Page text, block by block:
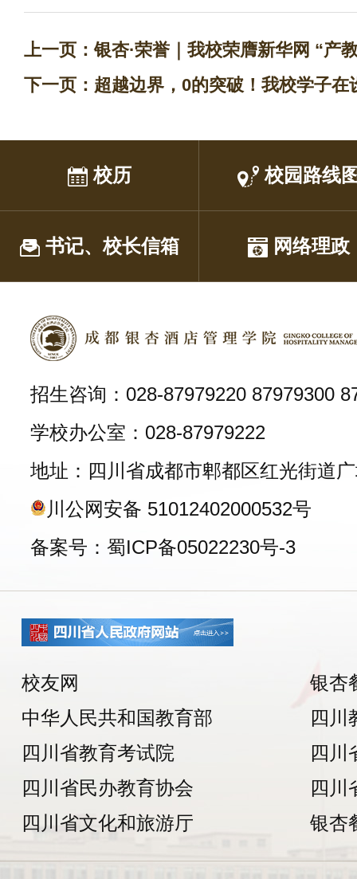
上一页：银杏·荣誉｜我校荣膺新华网 “产
下一页： 超越边界，0的突破！我校学子在
校历 校园路线
书记、校长信箱 网络理政
招生咨询：028-87979220 87979300
学校办公室：028-87979222
地址：四川省成都市郫都区红光街道
川公网安备 51012402000532号
备案号：蜀ICP备05022230号-3
校友网
银杏
中华人民共和国教育部
四川
四川省教育考试院
四川
四川省民办教育协会
四川
四川省文化和旅游厅
银杏